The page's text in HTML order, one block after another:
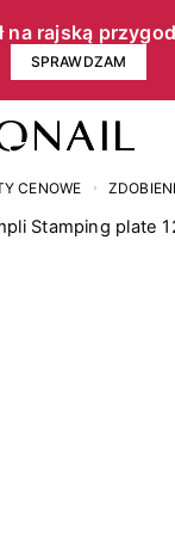
na rajską
SPRAWDZAM
CENOWE